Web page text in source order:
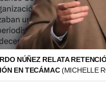
NÚÑEZ RELATA
EN TECÁMAC(MICHELLE